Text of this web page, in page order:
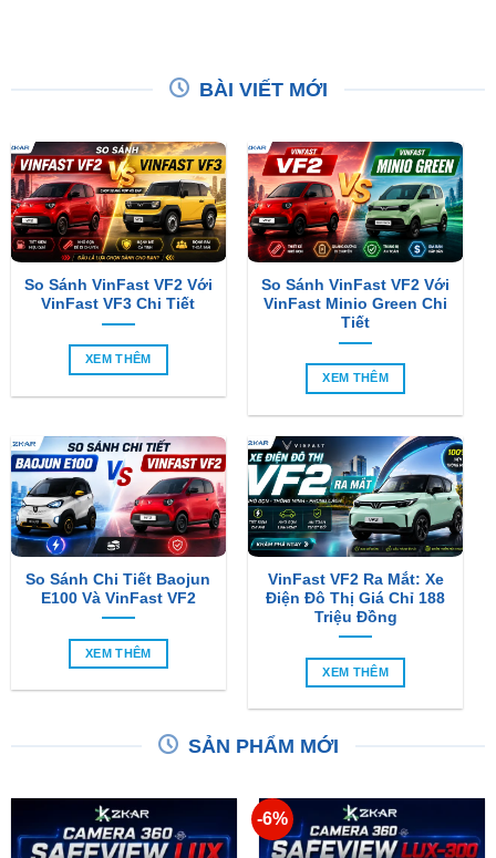
BÀI VIẾT MỚI
So Sánh VinFast VF2 Với
VinFast VF3 Chi Tiết
XEM THÊM
So Sánh VinFast VF2 Với
VinFast Minio Green Chi
Tiết
XEM THÊM
So Sánh Chi Tiết Baojun
E100 Và VinFast VF2
XEM THÊM
VinFast VF2 Ra Mắt: Xe
Điện Đô Thị Giá Chỉ 188
Triệu Đồng
XEM THÊM
SẢN PHẨM MỚI
-6%